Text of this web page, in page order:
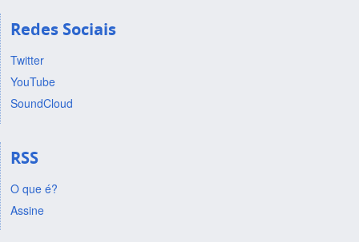
Redes Sociais
Twitter
YouTube
SoundCloud
RSS
O que é?
Assine